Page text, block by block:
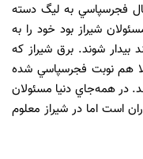
فجرسپاسي به ليگ دسته
شيراز بود خود را به
بيدار شوند. برق شيراز که
هم نوبت فجرسپاسي شده
در همه‌جاي دنيا مسئولان
است اما در شيراز معلوم